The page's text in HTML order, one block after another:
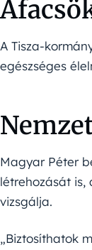
A Tisza-
egészséges
Magyar Péter
létrehozását
vizsgálja.
„Biztosíthatok